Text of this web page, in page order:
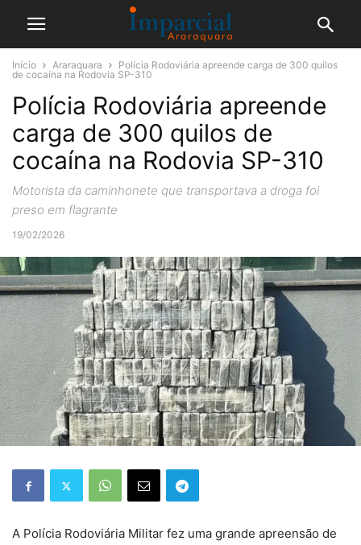
Início Araraquara
Polícia Rodoviária apreende carga de 300 quilos
de cocaína na Rodovia SP-310
Polícia Rodoviária apreende
carga de 300 quilos de
cocaína na Rodovia SP-310
Motorista da caminhonete que transportava a droga foi
preso em flagrante
19/02/2026
A Polícia Rodoviária Militar fez uma grande apreensão de